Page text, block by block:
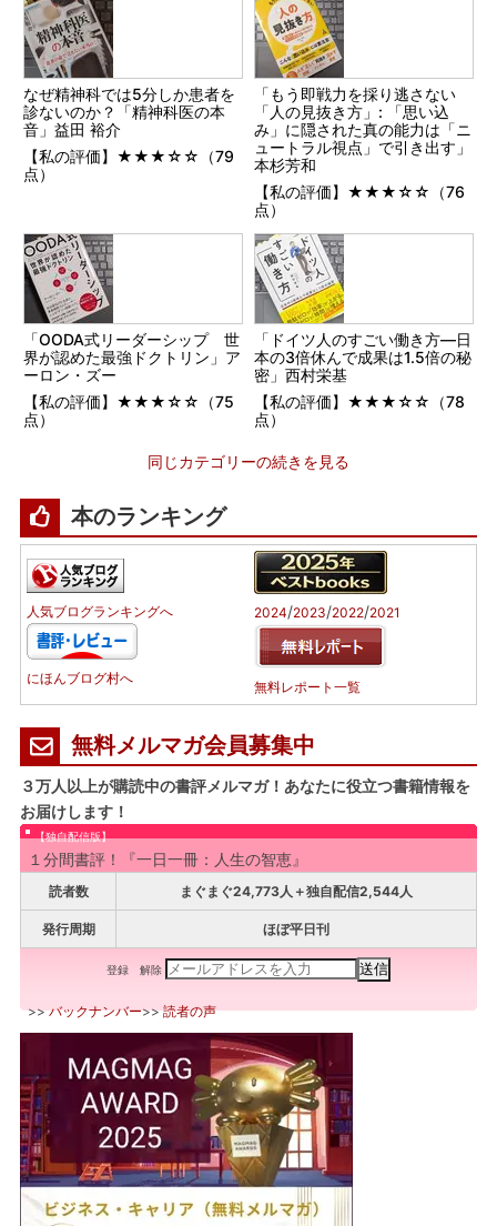
なぜ精神科では5分しか患者を
診ないのか？「精神科医の本
音」益田 裕介
【私の評価】★★★☆☆（79
点）
「もう即戦力を採り逃さない
「人の見抜き方」: 「思い込
み」に隠された真の能力は「ニ
ュートラル視点」で引き出す」
本杉芳和
【私の評価】★★★☆☆（76
点）
「OODA式リーダーシップ 世
界が認めた最強ドクトリン」ア
ーロン・ズー
【私の評価】★★★☆☆（75
点）
「ドイツ人のすごい働き方―日
本の3倍休んで成果は1.5倍の秘
密」西村栄基
【私の評価】★★★☆☆（78
点）
同じカテゴリーの続きを見る
本のランキング
人気ブログランキングへ
にほんブログ村へ
2024/2023/2022/2021
無料レポート一覧
無料メルマガ会員募集中
３万人以上が購読中の書評メルマガ！あなたに役立つ書籍情報を
お届けします！
【独自配信版】
１分間書評！『一日一冊：人生の智恵』
読者数 まぐまぐ24,773人＋独自配信2,544人
発行周期 ほぼ平日刊
登録 解除
>>バックナンバー>>読者の声